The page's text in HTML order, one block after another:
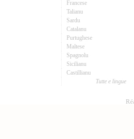
Francese
Talianu
Sardu
Catalanu
Purtughese
Maltese
Spagnolu
Sicilianu
Castillianu
Tutte e lingue